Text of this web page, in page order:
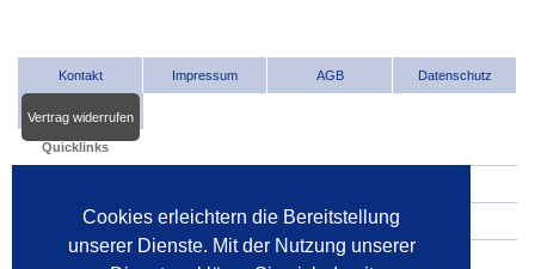
Cookies erleichtern die Bereitstellung
unserer Dienste. Mit der Nutzung unserer
Kontakt Impressum AGB Datenschutz
Vertrag widerrufen
Quicklinks
INDat.extra